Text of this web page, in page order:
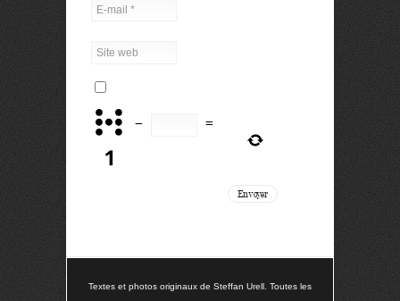
− =
Textes et photos originaux de Steffan Urell. Toutes les